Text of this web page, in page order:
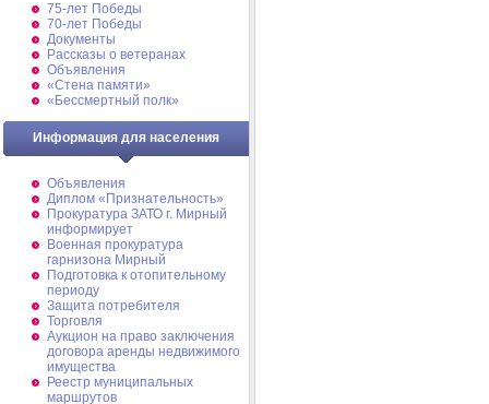
75-лет Победы
70-лет Победы
Документы
Рассказы о ветеранах
Объявления
«Стена памяти»
«Бессмертный полк»
Информация для населения
Объявления
Диплом «Признательность»
Прокуратура ЗАТО г. Мирный
информирует
Военная прокуратура
гарнизона Мирный
Подготовка к отопительному
периоду
Защита потребителя
Торговля
Аукцион на право заключения
договора аренды недвижимого
имущества
Реестр муниципальных
маршрутов